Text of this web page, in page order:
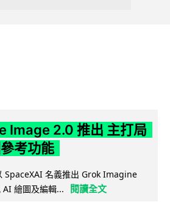
Image 2.0 推出 主打局
考功能
SpaceXAI 名義推出 Grok Imagine
繪圖及編輯...
閱讀全文